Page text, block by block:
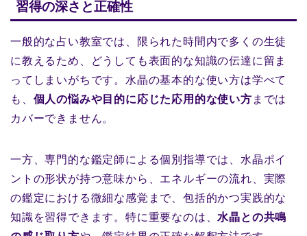
習得の深さと正確性
一般的な占い教室では、限られた時間内で多くの生徒
に教えるため、どうしても表面的な知識の伝達に留ま
ってしまいがちです。水晶の基本的な使い方は学べて
も、 個人の悩みや目的に応じた応用的な使い方 までは
カバーできません。
一方、専門的な鑑定師による個別指導では、水晶ポイ
ントの形状が持つ意味から、エネルギーの流れ、実際
の鑑定における微細な感覚まで、包括的かつ実践的な
知識を習得できます。特に重要なのは、 水晶との共鳴